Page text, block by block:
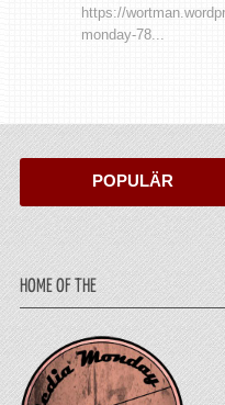
https://
monday-78...
POPULÄR
HOME OF THE